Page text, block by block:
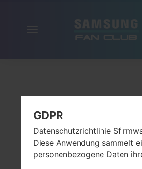
GDPR
Datenschutzrichtlinie
Diese Anwendung sammelt
personenbezogene Daten